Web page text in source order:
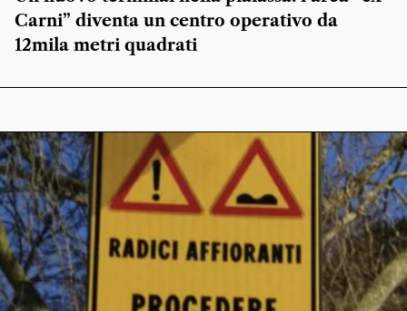
Carni” diventa un centro operativo da
12mila metri quadrati